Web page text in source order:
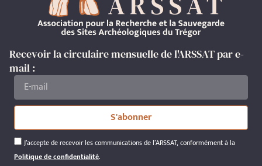
Recevoir la circulaire mensuelle de l'ARSSAT par e-
mail :
J’accepte de recevoir les communications de l’ARSSAT, conformément à la
Politique de confidentialité.
S'abonner